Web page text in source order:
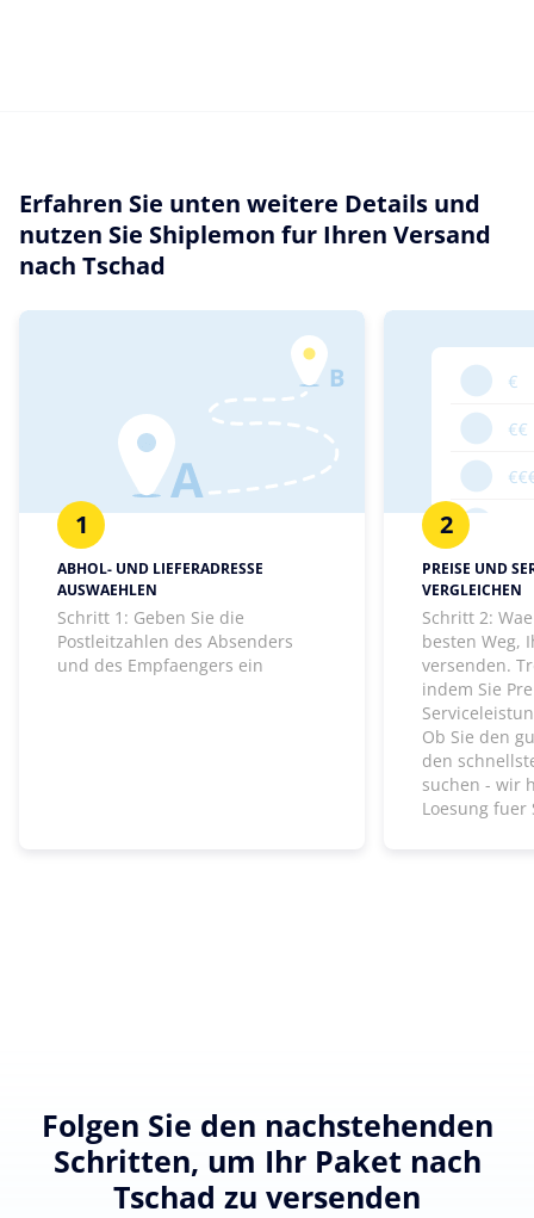
Erfahren Sie unten weitere Details und
nutzen Sie Shiplemon fur Ihren Versand
nach Tschad
1
ABHOL- UND LIEFERADRESSE
AUSWAEHLEN
Schritt 1: Geben Sie die
Postleitzahlen des Absenders
und des Empfaengers ein
2
PREISE UND
VERGLEICHEN
Schritt 2:
besten Weg,
versenden.
indem Sie
Ob Sie den
den
suchen - wir
Loesung fuer
Folgen Sie den nachstehenden
Schritten, um Ihr Paket nach
Tschad zu versenden